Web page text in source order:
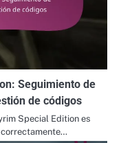
Seguimiento de
de códigos
Special Edition es
correctamente…